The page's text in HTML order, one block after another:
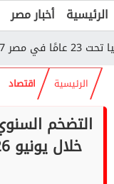
الرئيسية أخبار مصر
الرئيسية اقتصاد